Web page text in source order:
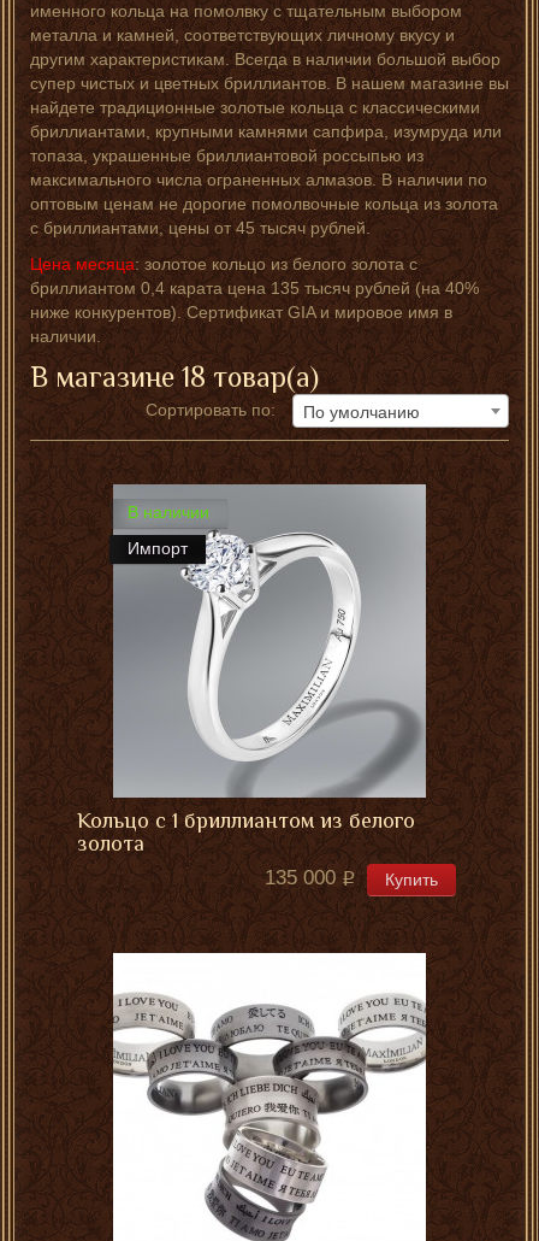
именного кольца на помолвку с тщательным выбором
металла и камней, соответствующих личному вкусу и
другим характеристикам. Всегда в наличии большой выбор
супер чистых и цветных бриллиантов. В нашем магазине вы
найдете традиционные золотые кольца с классическими
бриллиантами, крупными камнями сапфира, изумруда или
топаза, украшенные бриллиантовой россыпью из
максимального числа ограненных алмазов. В наличии по
оптовым ценам не дорогие помолвочные кольца из золота
с бриллиантами, цены от 45 тысяч рублей.
Цена месяца: золотое кольцо из белого золота с
бриллиантом 0,4 карата цена 135 тысяч рублей (на 40%
ниже конкурентов). Сертификат GIA и мировое имя в
наличии.
В магазине 18 товар(а)
Сортировать по: По умолчанию
В наличии
Импорт
Кольцо с 1 бриллиантом из белого
золота
135 000 Купить